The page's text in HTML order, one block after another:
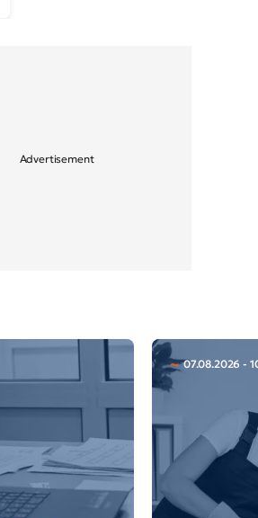
07.08.2026 -